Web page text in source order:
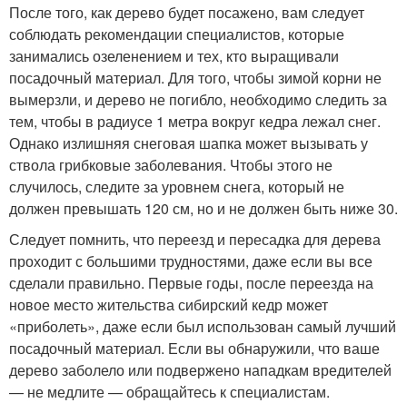
После того, как дерево будет посажено, вам следует
соблюдать рекомендации специалистов, которые
занимались озеленением и тех, кто выращивали
посадочный материал. Для того, чтобы зимой корни не
вымерзли, и дерево не погибло, необходимо следить за
тем, чтобы в радиусе 1 метра вокруг кедра лежал снег.
Однако излишняя снеговая шапка может вызывать у
ствола грибковые заболевания. Чтобы этого не
случилось, следите за уровнем снега, который не
должен превышать 120 см, но и не должен быть ниже 30.
Следует помнить, что переезд и пересадка для дерева
проходит с большими трудностями, даже если вы все
сделали правильно. Первые годы, после переезда на
новое место жительства сибирский кедр может
«приболеть», даже если был использован самый лучший
посадочный материал. Если вы обнаружили, что ваше
дерево заболело или подвержено нападкам вредителей
— не медлите — обращайтесь к специалистам.